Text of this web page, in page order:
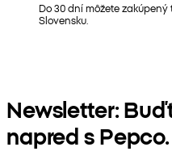
Do 30 dní môžete
Slovensku.
Newsletter:
napred s Pepco.